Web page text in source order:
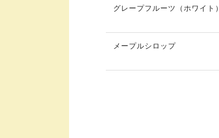
グレープフルーツ（ホワイト）
メープルシロップ